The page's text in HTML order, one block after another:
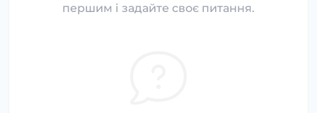
першим і задайте своє питання.